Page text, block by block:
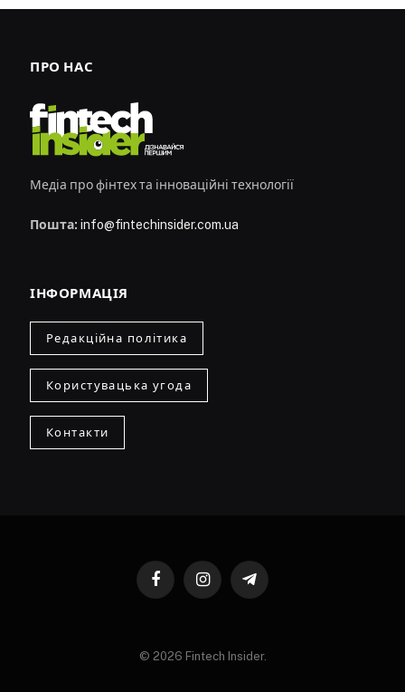
ПРО НАС
Медіа про фінтех та інноваційні технології
Пошта: info@fintechinsider.com.ua
ІНФОРМАЦІЯ
Редакційна політика
Користувацька угода
Контакти
FacebookInstagramTelegram
© 2026 Fintech Insider.